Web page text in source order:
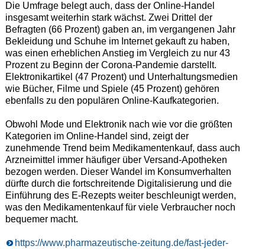
Die Umfrage belegt auch, dass der Online-Handel
insgesamt weiterhin stark wächst. Zwei Drittel der
Befragten (66 Prozent) gaben an, im vergangenen Jahr
Bekleidung und Schuhe im Internet gekauft zu haben,
was einen erheblichen Anstieg im Vergleich zu nur 43
Prozent zu Beginn der Corona-Pandemie darstellt.
Elektronikartikel (47 Prozent) und Unterhaltungsmedien
wie Bücher, Filme und Spiele (45 Prozent) gehören
ebenfalls zu den populären Online-Kaufkategorien.
Obwohl Mode und Elektronik nach wie vor die größten
Kategorien im Online-Handel sind, zeigt der
zunehmende Trend beim Medikamentenkauf, dass auch
Arzneimittel immer häufiger über Versand-Apotheken
bezogen werden. Dieser Wandel im Konsumverhalten
dürfte durch die fortschreitende Digitalisierung und die
Einführung des E-Rezepts weiter beschleunigt werden,
was den Medikamentenkauf für viele Verbraucher noch
bequemer macht.
https://www.pharmazeutische-zeitung.de/fast-jeder-